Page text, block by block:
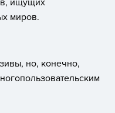
ищущих
миров.
но, конечно,